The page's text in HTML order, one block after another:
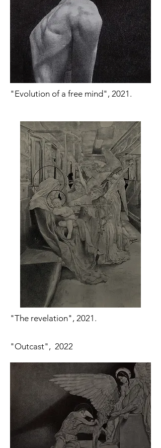
"Evolution of a free mind", 2021.
"The revelation", 2021.
"Outcast", 2022